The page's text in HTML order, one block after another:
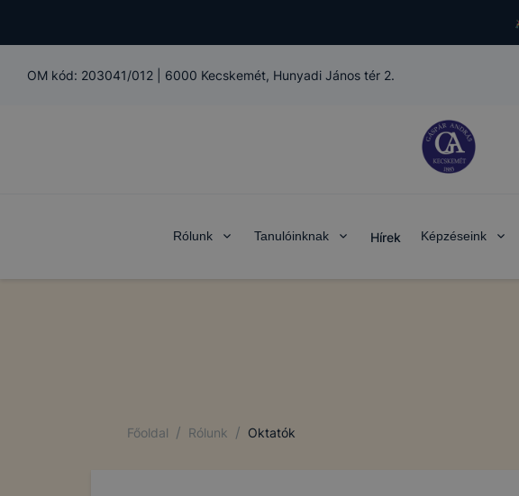
OM kód: 203041/012 6000 Kecskemét, Hunyadi János tér 2.
Rólunk Tanulóinknak Hírek Képzéseink
Főoldal / Rólunk / Oktatók